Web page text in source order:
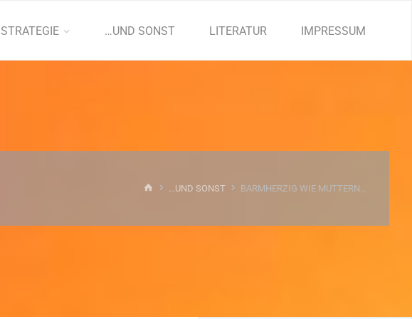
STRATEGIE …UND SONST LITERATUR IMPRESSUM
START
...UND SONST BARMHERZIG WIE MUTTERN…